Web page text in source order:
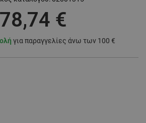
78,74 €
για παραγγελίες άνω των 100 €